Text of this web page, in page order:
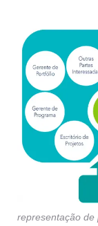
representação de